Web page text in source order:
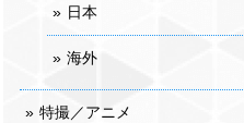
日本
海外
特撮／アニメ